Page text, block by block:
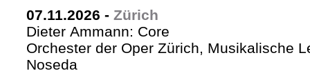
07.11.2026 - Zürich
Dieter Ammann: Core
Orchester der Oper Zürich, Musikalische
Noseda